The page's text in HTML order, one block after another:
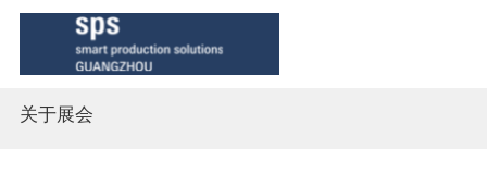
首页
关于展会